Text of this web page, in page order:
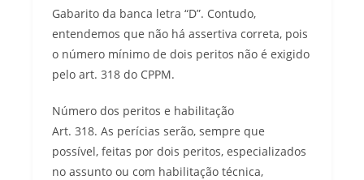
Gabarito da banca letra “D”. Contudo,
entendemos que não há assertiva correta, pois
o número mínimo de dois peritos não é exigido
pelo art. 318 do CPPM.
Número dos peritos e habilitação
Art. 318. As perícias serão, sempre que
possível, feitas por dois peritos, especializados
no assunto ou com habilitação técnica,